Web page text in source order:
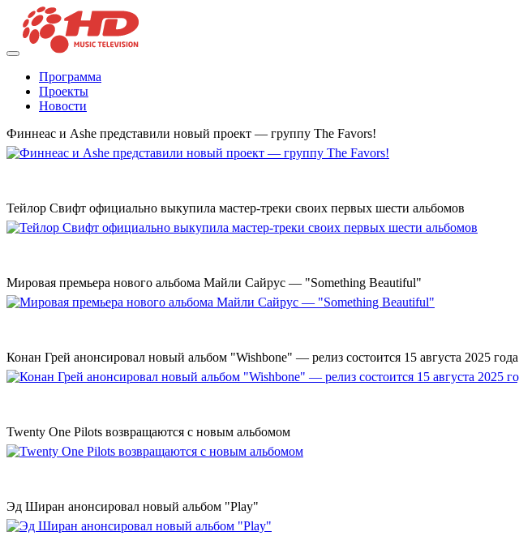
Программа
Проекты
Новости
Финнеас и Ashe представили новый проект — группу The Favors!
Тейлор Свифт официально выкупила мастер-треки своих первых шести альбомов
Мировая премьера нового альбома Майли Сайрус — "Something Beautiful"
Конан Грей анонсировал новый альбом "Wishbone" — релиз состоится 15 августа 2025 года
Twenty One Pilots возвращаются с новым альбомом
Эд Ширан анонсировал новый альбом "Play"